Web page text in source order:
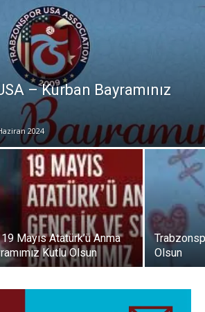
– Kurban Bayramınız
2024
Mayıs Atatürk’ü Anma
Kutlu Olsun
Olsun